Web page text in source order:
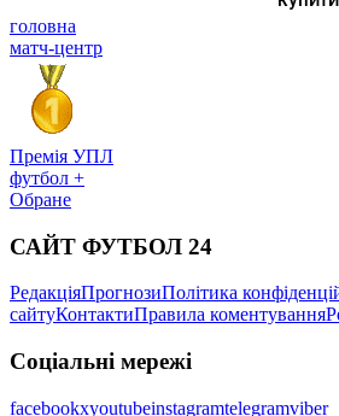
головна
матч-центр
Премія УПЛ
футбол +
Обране
САЙТ ФУТБОЛ 24
РедакціяПрогнозиПолітика
сайтуКонтактиПравила коментування
Соціальні мережі
facebookxyoutubeinstagramtelegramviber